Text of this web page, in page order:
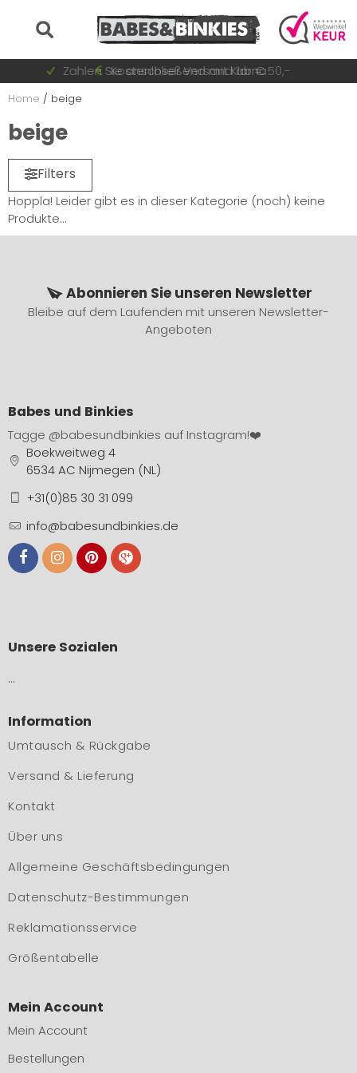
Zahlen Sie anschließend mit Klarna
Schnell wechselnde Sammlung
Kostenloser Versand ab € 50,-
Auf Lager = sofort versandt
Home / beige
beige
Filters
Hoppla! Leider gibt es in dieser Kategorie (noch) keine
Produkte...
Abonnieren Sie unseren Newsletter
Bleibe auf dem Laufenden mit unseren Newsletter-
Angeboten
Babes und Binkies
Tagge @babesundbinkies auf Instagram!❤️
Boekweitweg 4
6534 AC Nijmegen (NL)
+31(0)85 30 31 099
info@babesundbinkies.de
Unsere Sozialen
…
Information
Umtausch & Rückgabe
Versand & Lieferung
Kontakt
Über uns
Allgemeine Geschäftsbedingungen
Datenschutz-Bestimmungen
Reklamationsservice
Größentabelle
Mein Account
Mein Account
Bestellungen